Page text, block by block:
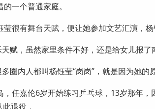
一个普通家庭。
很有舞台天赋，便让她参加文艺汇演，杨
赋，虽然家里条件不好，还是给女儿报了
圈内人都叫杨钰莹“岗岗”，就是因为她的
任嘉伦6岁开始练习乒乓球，13岁那年
退役，